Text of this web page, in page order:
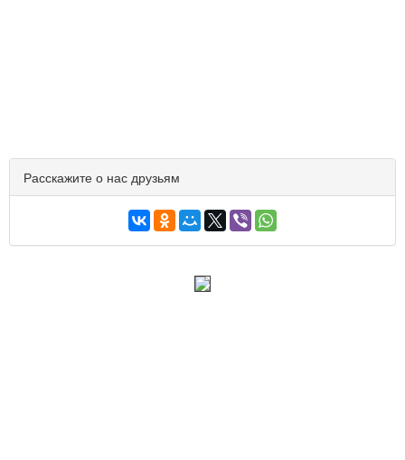
Расскажите о нас друзьям